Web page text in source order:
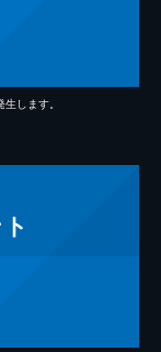
します。